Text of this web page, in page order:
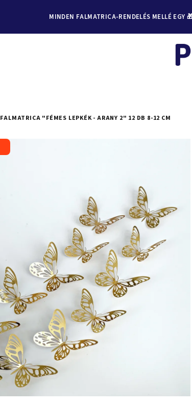
MINDEN FALMATRICA-RENDELÉS MELLÉ
FALMATRICA "FÉMES LEPKÉK - ARANY 2" 12 DB 8-12 CM